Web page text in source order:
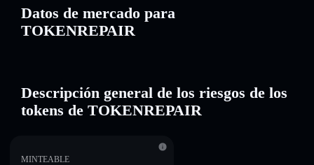
Datos de mercado para
TOKENREPAIR
Descripción general de los riesgos de los
tokens de TOKENREPAIR
MINTEABLE